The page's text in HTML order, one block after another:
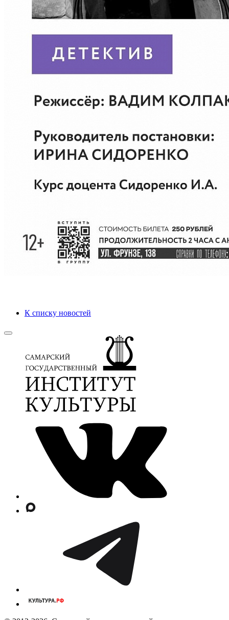
К списку новостей